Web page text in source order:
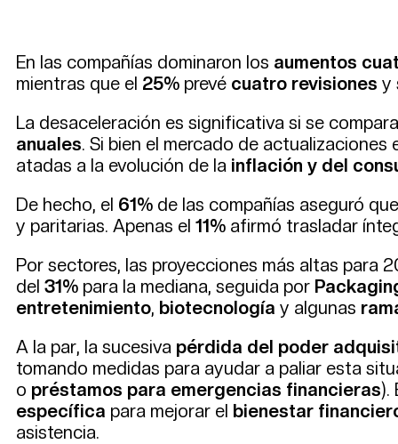
En las compañías dominaron los aumentos
mientras que el 25% prevé cuatro revisiones y
La desaceleración es significativa si se
anuales. Si bien el mercado de
atadas a la evolución de la inflación y del
De hecho, el 61% de las compañías aseguró
y paritarias. Apenas el 11% afirmó trasladar
Por sectores, las proyecciones más altas para
del 31% para la mediana, seguida por
entretenimiento, biotecnología y algunas
A la par, la sucesiva pérdida del poder
tomando medidas para ayudar a paliar esta
o préstamos para emergencias financieras).
específica para mejorar el bienestar
asistencia.